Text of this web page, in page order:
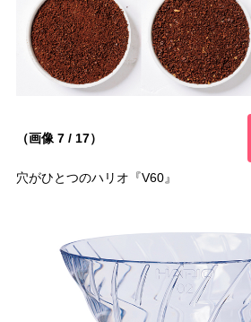
（画像 7 / 17）
穴がひとつのハリオ『V60』